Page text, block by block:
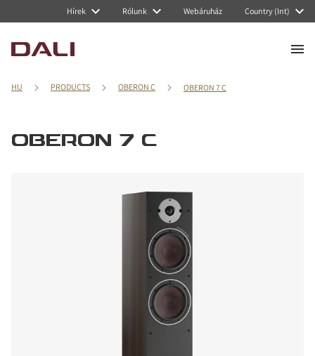
Hírek Rólunk Webáruház Country (Int)
HU PRODUCTS OBERON C OBERON 7 C
OBERON 7 C